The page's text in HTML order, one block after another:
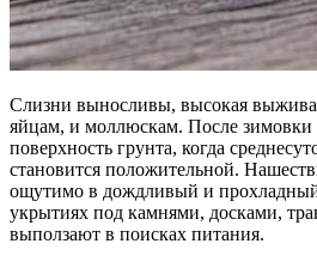
Слизни выносливы, высокая
яйцам, и моллюскам. После зимовки
поверхность грунта, когда
становится положительной.
ощутимо в дождливый и
укрытиях под камнями, досками,
выползают в поисках питания.